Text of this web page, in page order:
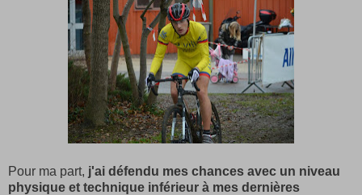
Pour ma part, j'ai défendu mes chances avec un niveau
physique et technique inférieur à mes dernières